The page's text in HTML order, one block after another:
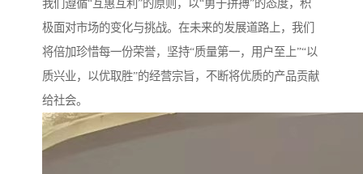
我们遵循“互惠互利”的原则，以“勇于拼搏”的态度，积
极面对市场的变化与挑战。在未来的发展道路上，我们
将倍加珍惜每一份荣誉，坚持“质量第一，用户至上”“以
质兴业，以优取胜”的经营宗旨，不断将优质的产品贡献
给社会。